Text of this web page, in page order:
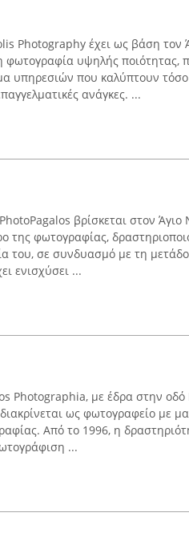
Photography έχει ως βάση τον
φωτογραφία υψηλής ποιότητας,
υπηρεσιών που καλύπτουν
ανάγκες. ...
βρίσκεται στον Άγιο
της φωτογραφίας,
του, σε συνδυασμό με τη
ενισχύσει ...
Photographia, με έδρα στην οδό
ως φωτογραφείο με
Από το 1996, η
...